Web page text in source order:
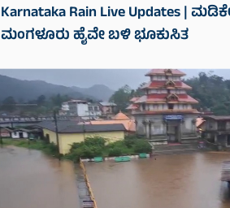
Karnataka Rain Live Updates |
ಮಂಗಳೂರು ಹೈವೇ ಬಳಿ ಭೂಕುಸಿತ